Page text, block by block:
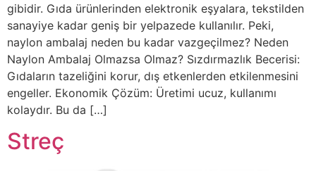
gibidir. Gıda ürünlerinden elektronik eşyalara, tekstilden
sanayiye kadar geniş bir yelpazede kullanılır. Peki,
naylon ambalaj neden bu kadar vazgeçilmez? Neden
Naylon Ambalaj Olmazsa Olmaz? Sızdırmazlık Becerisi:
Gıdaların tazeliğini korur, dış etkenlerden etkilenmesini
engeller. Ekonomik Çözüm: Üretimi ucuz, kullanımı
kolaydır. Bu da […]
Streç